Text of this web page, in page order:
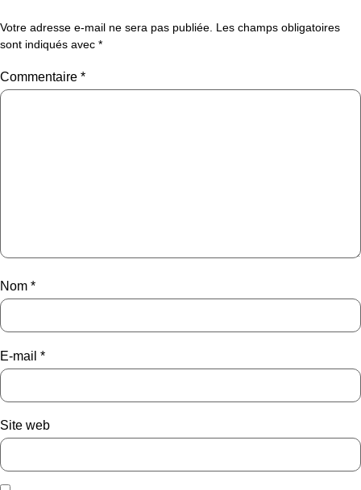
Votre adresse e-mail ne sera pas publiée. Les champs obligatoires
sont indiqués avec *
Commentaire *
Nom *
E-mail *
Site web